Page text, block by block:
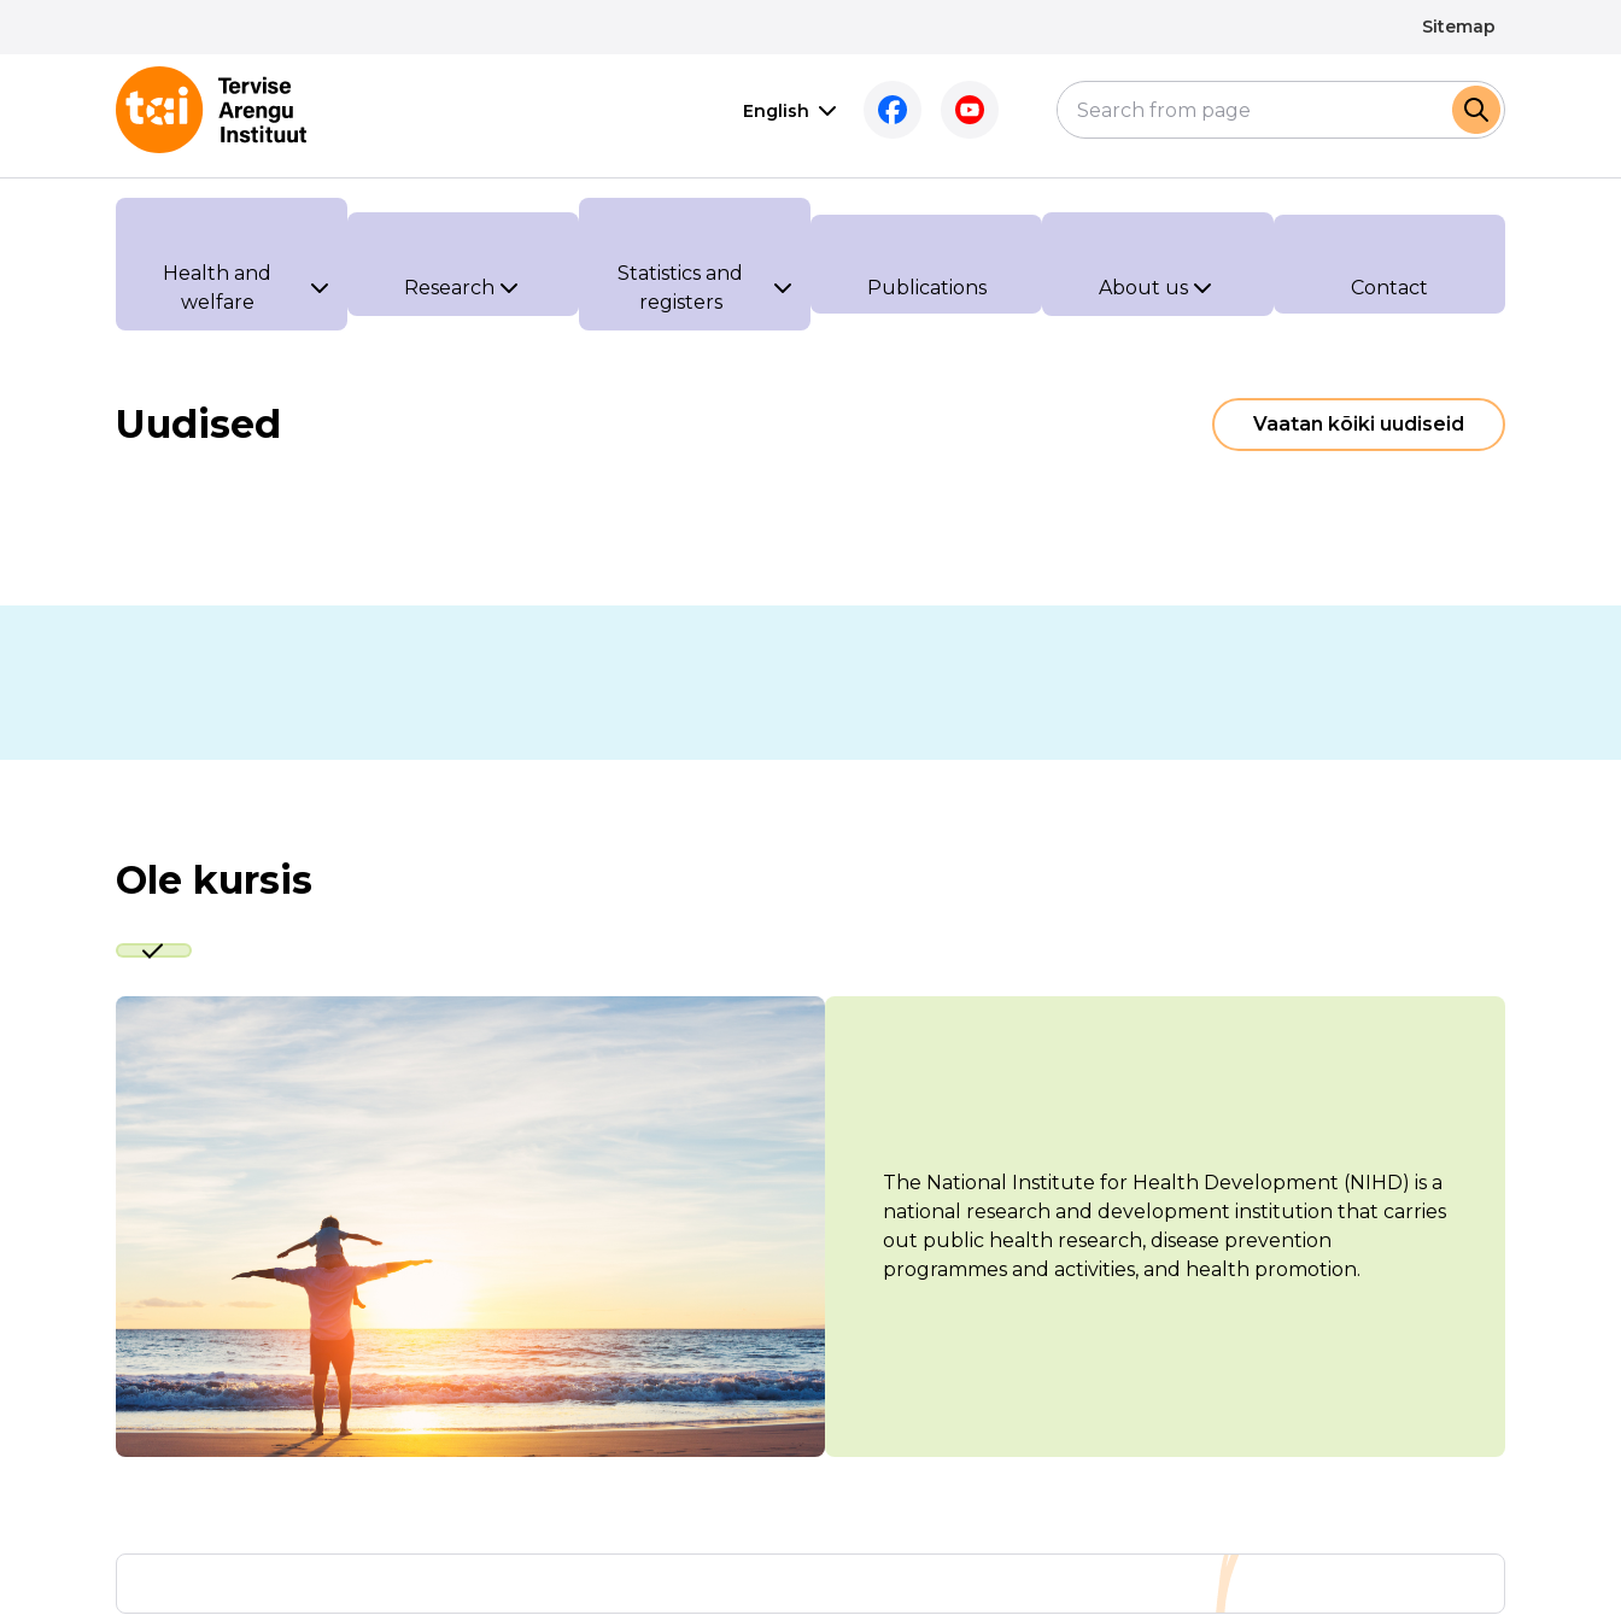
Sitemap
English
Health and
welfare
Research
Statistics and
registers
Publications About us Contact
Uudised Vaatan kõiki uudiseid
Ole kursis
The National Institute for Health Development (NIHD) is a
national research and development institution that carries
out public health research, disease prevention
programmes and activities, and health promotion.